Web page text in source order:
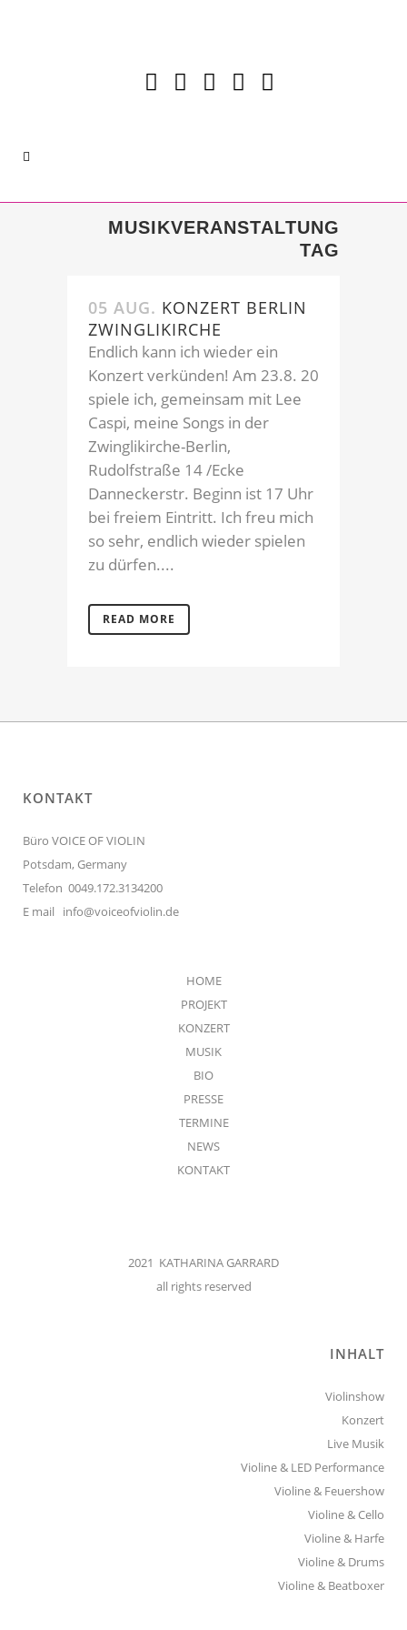
MUSIKVERANSTALTUNG
TAG
05 AUG. KONZERT BERLIN
ZWINGLIKIRCHE
Endlich kann ich wieder ein
Konzert verkünden! Am 23.8. 20
spiele ich, gemeinsam mit Lee
Caspi, meine Songs in der
Zwinglikirche-Berlin,
Rudolfstraße 14 /Ecke
Danneckerstr. Beginn ist 17 Uhr
bei freiem Eintritt. Ich freu mich
so sehr, endlich wieder spielen
zu dürfen....
READ MORE
KONTAKT
Büro VOICE OF VIOLIN
Potsdam, Germany
Telefon 0049.172.3134200
E mail info@voiceofviolin.de
HOME
PROJEKT
KONZERT
MUSIK
BIO
PRESSE
TERMINE
NEWS
KONTAKT
2021 KATHARINA GARRARD
all rights reserved
INHALT
Violinshow
Konzert
Live Musik
Violine & LED Performance
Violine & Feuershow
Violine & Cello
Violine & Harfe
Violine & Drums
Violine & Beatboxer